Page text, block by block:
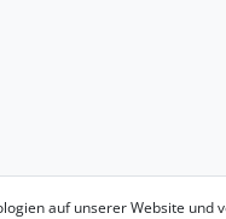
auf unserer Website und